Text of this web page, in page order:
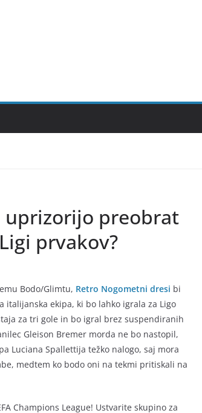
preobrat
prvakov?
Bodo/Glimtu, Retro Nogometni dresi bi
italijanska ekipa, ki bo lahko igrala za Ligo
za tri gole in bo igral brez suspendiranih
Gleison Bremer morda ne bo nastopil,
Luciana Spallettija težko nalogo, saj mora
medtem ko bodo oni na tekmi pritiskali na
Champions League! Ustvarite skupino za